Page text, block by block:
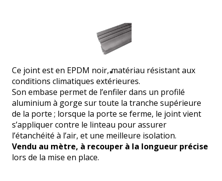
Ce joint est en EPDM noir, matériau résistant aux
conditions climatiques extérieures.
Son embase permet de l’enfiler dans un profilé
aluminium à gorge sur toute la tranche supérieure
de la porte ; lorsque la porte se ferme, le joint vient
s’appliquer contre le linteau pour assurer
l’étanchéité à l’air, et une meilleure isolation.
Vendu au mètre, à recouper à la longueur précise
lors de la mise en place.